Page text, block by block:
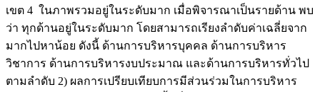
เขต 4 ในภาพรวมอยู่ในระดับมาก เมื่อพิจารณาเป็นรายด้าน พบ
ว่า ทุกด้านอยู่ในระดับมาก โดยสามารถเรียงลำดับค่าเฉลี่ยจาก
มากไปหาน้อย ดังนี้ ด้านการบริหารบุคคล ด้านการบริหาร
วิชาการ ด้านการบริหารงบประมาณ และด้านการบริหารทั่วไป
ตามลำดับ 2) ผลการเปรียบเทียบการมีส่วนร่วมในการบริหาร